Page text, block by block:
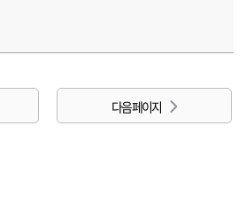
다음 페이지